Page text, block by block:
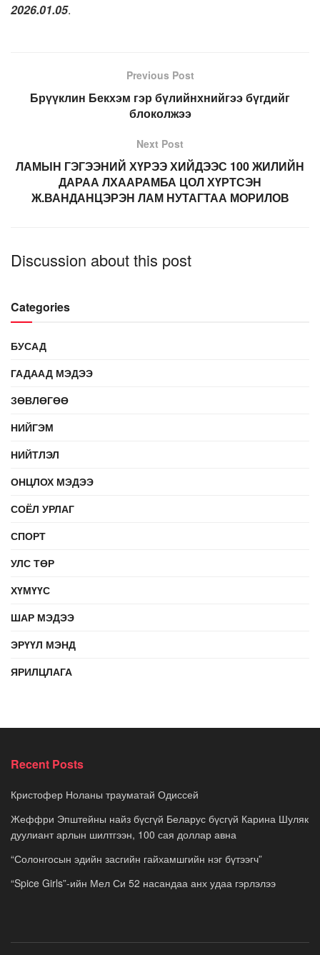
2026.01.05.
Previous Post
Брүүклин Бекхэм гэр бүлийнхнийгээ бүгдийг
блоколжээ
Next Post
ЛАМЫН ГЭГЭЭНИЙ ХҮРЭЭ ХИЙДЭЭС 100 ЖИЛИЙН
ДАРАА ЛХААРАМБА ЦОЛ ХҮРТСЭН
Ж.ВАНДАНЦЭРЭН ЛАМ НУТАГТАА МОРИЛОВ
Discussion about this post
Categories
БУСАД
ГАДААД МЭДЭЭ
ЗӨВЛӨГӨӨ
НИЙГЭМ
НИЙТЛЭЛ
ОНЦЛОХ МЭДЭЭ
СОЁЛ УРЛАГ
СПОРТ
УЛС ТӨР
ХҮМҮҮС
ШАР МЭДЭЭ
ЭРҮҮЛ МЭНД
ЯРИЛЦЛАГА
Recent Posts
Кристофер Ноланы трауматай Одиссей
Жеффри Эпштейны найз бүсгүй Беларус бүсгүй Карина Шуляк
дуулиант арлын шилтгээн, 100 сая доллар авна
“Солонгосын эдийн засгийн гайхамшгийн нэг бүтээгч”
“Spice Girls”-ийн Мел Си 52 насандаа анх удаа гэрлэлээ